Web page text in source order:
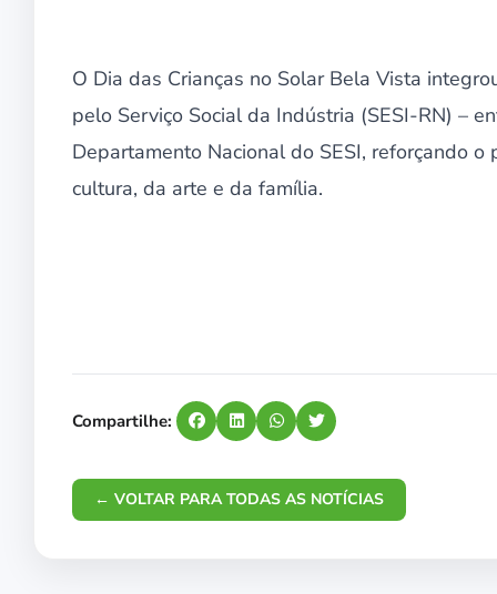
O Dia das Crianças no Solar Bela Vista
pelo Serviço Social da Indústria (SESI-RN) –
Departamento Nacional do SESI, reforçando
cultura, da arte e da família.
Compartilhe:
← VOLTAR PARA TODAS AS NOTÍCIAS